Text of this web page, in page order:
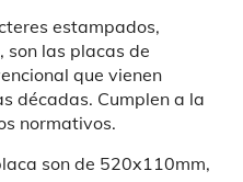
estampados,
las placas de
que vienen
décadas. Cumplen a la
normativos.
son de 520x110mm,